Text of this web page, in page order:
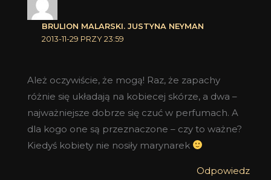
BRULION MALARSKI. JUSTYNA NEYMAN
2013-11-29 PRZY 23:59
Ależ oczywiście, że mogą! Raz, że zapachy
różnie się układają na kobiecej skórze, a dwa –
najważniejsze dobrze się czuć w perfumach. A
dla kogo one są przeznaczone – czy to ważne?
Kiedyś kobiety nie nosiły marynarek
Odpowiedz